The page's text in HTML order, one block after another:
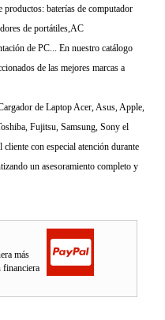
productos: baterías de computador
de portátiles,AC
de PC... En nuestro catálogo
de las mejores marcas a
de Laptop Acer, Asus, Apple,
Fujitsu, Samsung, Sony el
con especial atención durante
un asesoramiento completo y
más
financiera